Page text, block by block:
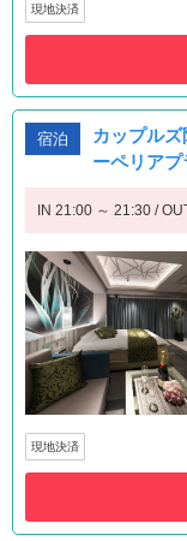
現地決済
宿泊
カップル
ーペリアプ
IN 21:00 ～ 21:30 /
現地決済